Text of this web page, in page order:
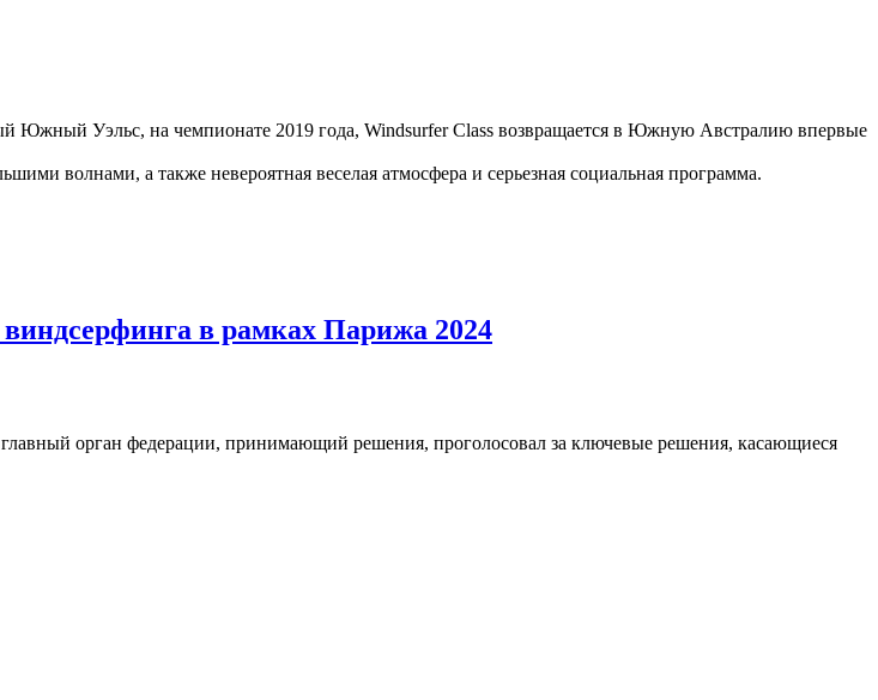
Южный Уэльс, на чемпионате 2019 года, Windsurfer Class возвращается в Южную Австралию впервые
волнами, а также невероятная веселая атмосфера и серьезная социальная программа.
в рамках Парижа 2024
орган федерации, принимающий решения, проголосовал за ключевые решения, касающиеся